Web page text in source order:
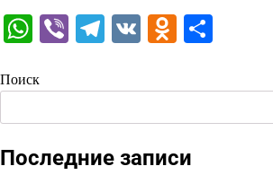
WhatsApp
ViberTelegram
VK
Поиск
Последние записи